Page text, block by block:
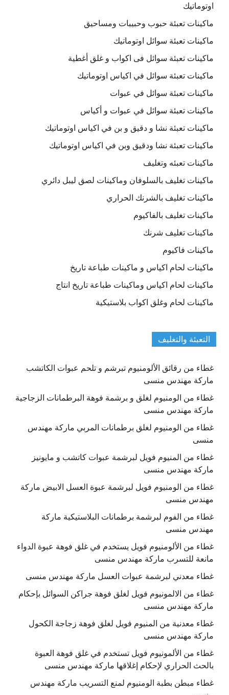
اوتوماتيك
ماكينات تعبئة حبوب وحبيبات ومساحيق
ماكينات تعبئة سوائل اوتوماتيك
ماكينات تعبئة سوائل فى اكواب و غلق أغطية
ماكينات تعبئة سوائل في اكياس اوتوماتيك
ماكينات تعبئة سوائل في عبوات
ماكينات تعبئة سوائل في عبوات و أكياس
ماكينات تعبئة نشا و دقيق و بن في اكياس اوتوماتيك
ماكينات تعبئة نشا ودقيق وبن في اكياس اوتوماتيك
ماكينات تعبئه وتغليف
ماكينات تغليف بالسلوفان وماكينات لصق ليبل دائري
ماكينات تغليف بالشرنك الحراري
ماكينات تغليف بالفاكيوم
ماكينات تغليف شرنك
ماكينات فاكيوم
ماكينات لحام اكياس و ماكينات طباعة تاريخ
ماكينات لحام اكياس وماكينات طباعة تاريخ انتاج
ماكينات لحام وغلق اكواب بلاستيكية
التعبئة والتغليف
غطاء من رقائق الألومنيوم تبرشم و تلحم عبوات الكاتشب
ماركة مهندس منسى
غطاء من الومنيوم لغلق و برشمة فوهة البرطمانات الزجاجية
ماركة مهندس منسى
غطاء من الومنيوم لغلق برطمانات المربي ماركة مهندس
منسى
غطاء من المنيوم فويل لبرشمة عبوات كاتشب و مايونيز
ماركة مهندس منسى
غطاء من الومنيوم فويل لبرشمة عبوة العسل الابيض ماركة
مهندس منسى
غطاء من الفوم لبرشمة برطمانات البلاستيكية ماركة
مهندس منسى
غطاء من الألومنيوم فويل يستخدم في غلق فوهة عبوة الدواء
مانعة للتسرب ماركة مهندس منسى
غطاء معدني لبرشمة عبوات العسل ماركة مهندس منسى
غطاء من الالمونيوم فويل لغلق فوهة جراكن السوائل بإحكام
ماركة مهندس منسى
غطاء معدنية من المنيوم فويل لغلق فوهة زجاجة الكحول
ماركة مهندس منسى
غطاء من الألمونيوم فويل تستخدم في غلق فوهة العبوة
بالحث الحراري لإحكام إغلاقها ماركة مهندس منسى
غطاء مبطن بطبة الومنيوم لمنع التسريب ماركة مهندس